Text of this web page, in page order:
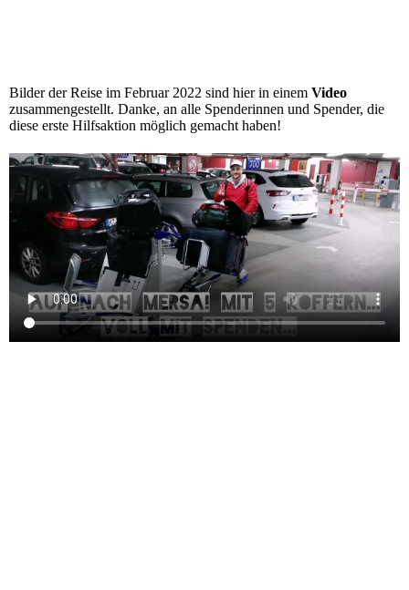
Bilder der Reise im Februar 2022 sind hier in einem Video
zusammengestellt. Danke, an alle Spenderinnen und Spender, die
diese erste Hilfsaktion möglich gemacht haben!